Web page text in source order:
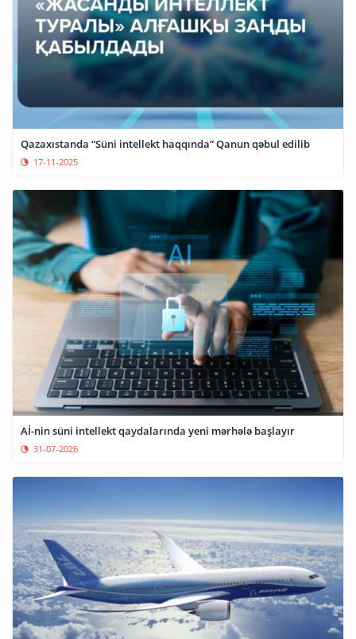
Qazaxıstanda “Süni intellekt haqqında” Qanun qəbul edilib
17-11-2025
Aİ-nin süni intellekt qaydalarında yeni mərhələ başlayır
31-07-2026